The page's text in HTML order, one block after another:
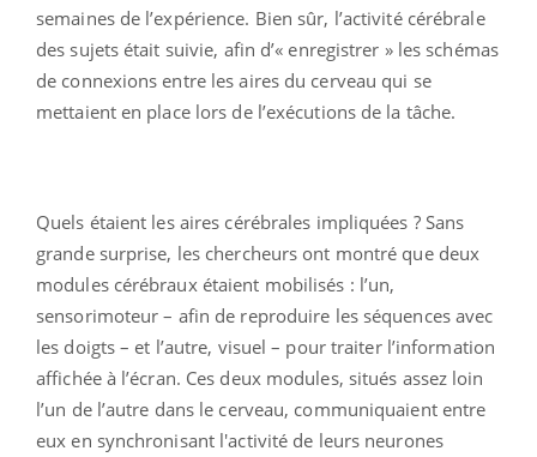
semaines de l’expérience. Bien sûr, l’activité cérébrale
des sujets était suivie, afin d’« enregistrer » les schémas
de connexions entre les aires du cerveau qui se
mettaient en place lors de l’exécutions de la tâche.
Quels étaient les aires cérébrales impliquées ? Sans
grande surprise, les chercheurs ont montré que deux
modules cérébraux étaient mobilisés : l’un,
sensorimoteur – afin de reproduire les séquences avec
les doigts – et l’autre, visuel – pour traiter l’information
affichée à l’écran. Ces deux modules, situés assez loin
l’un de l’autre dans le cerveau, communiquaient entre
eux en synchronisant l'activité de leurs neurones